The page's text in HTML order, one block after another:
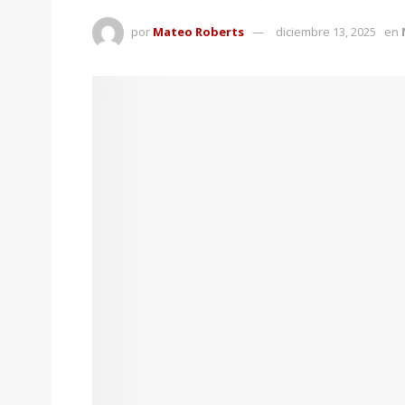
por Mateo Roberts diciembre 13, 2025 en